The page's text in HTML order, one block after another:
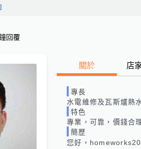
回覆
關於 店
專長
水電維修及瓦斯爐熱
特色
專業，可靠，價錢合
簡歷
您好，